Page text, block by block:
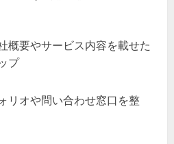
概要やサービス内容を載せた
プ
リオや問い合わせ窓口を整